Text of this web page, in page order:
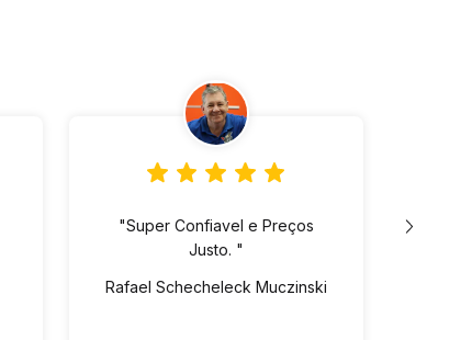
"Super Confiavel e Preços
Justo. "
Rafael Schecheleck Muczinski